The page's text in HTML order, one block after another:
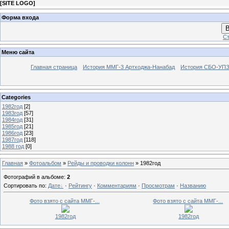
[SITE LOGO]
Форма входа
Меню сайта
Главная страница История ММГ-3 Артходжа-Нанабад История СБО-УПЗ
Categories
1982год [2]
1983год [57]
1984год [31]
1985год [21]
1986год [23]
1987год [118]
1988 год [0]
Главная » Фотоальбом » Рейды и проводки колонн » 1982год
Фотографий в альбоме: 2
Сортировать по: Дате · Рейтингу · Комментариям · Просмотрам · Названию
Фото взято с сайта ММГ-...
1982год
Фото взято с сайта ММГ-...
1982год